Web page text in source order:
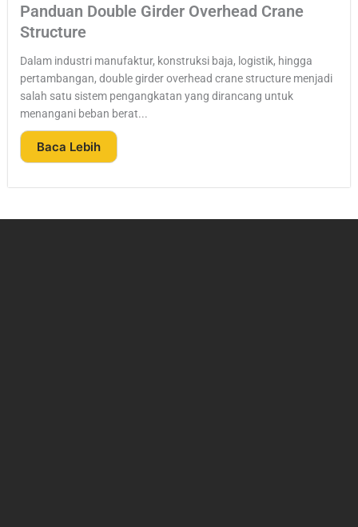
Panduan Double Girder Overhead Crane
Structure
Dalam industri manufaktur, konstruksi baja, logistik, hingga
pertambangan, double girder overhead crane structure menjadi
salah satu sistem pengangkatan yang dirancang untuk
menangani beban berat...
Baca Lebih